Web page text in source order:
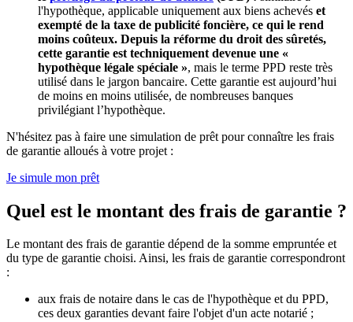
l'hypothèque, applicable uniquement aux biens achevés et
exempté de la taxe de publicité foncière, ce qui le rend
moins coûteux. Depuis la réforme du droit des sûretés,
cette garantie est techniquement devenue une «
hypothèque légale spéciale », mais le terme PPD reste très
utilisé dans le jargon bancaire. Cette garantie est aujourd’hui
de moins en moins utilisée, de nombreuses banques
privilégiant l’hypothèque.
N'hésitez pas à faire une simulation de prêt pour connaître les frais
de garantie alloués à votre projet :
Je simule mon prêt
Quel est le montant des frais de garantie ?
Le montant des frais de garantie dépend de la somme empruntée et
du type de garantie choisi. Ainsi, les frais de garantie correspondront
:
aux frais de notaire dans le cas de l'hypothèque et du PPD,
ces deux garanties devant faire l'objet d'un acte notarié ;